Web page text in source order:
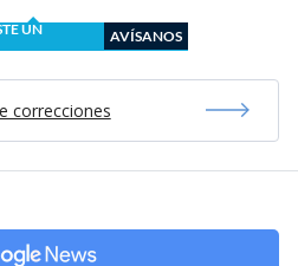
UN
AVÍSANOS
correcciones